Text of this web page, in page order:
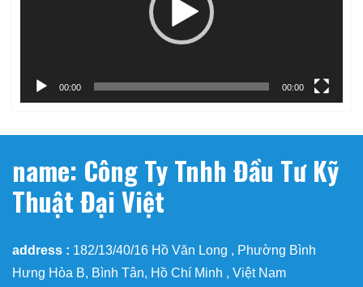
00:00 00:00
name: Công Ty Tnhh Đầu Tư Kỹ
Thuật Đại Việt
address : 182/13/40/16 Hồ Văn Long , Phường Bình
Hưng Hòa B, Bình Tân, Hồ Chí Minh , Việt Nam